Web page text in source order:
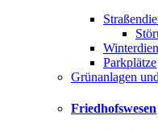
Parkplätze
Grünanlagen
Friedhofswesen